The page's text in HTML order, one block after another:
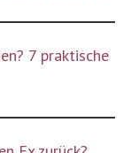
7 praktische